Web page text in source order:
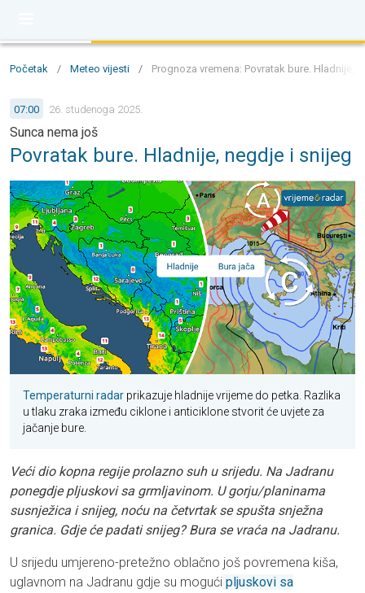
Početak / Meteo vijesti / Prognoza vremena: Povratak bure. Hladnije,
07:00 26. studenoga 2025.
Sunca nema još
Povratak bure. Hladnije, negdje i snijeg
Temperaturni radar prikazuje hladnije vrijeme do petka. Razlika
u tlaku zraka između ciklone i anticiklone stvorit će uvjete za
jačanje bure.
Veći dio kopna regije prolazno suh u srijedu. Na Jadranu
ponegdje pljuskovi sa grmljavinom. U gorju/planinama
susnježica i snijeg, noću na četvrtak se spušta snježna
granica. Gdje će padati snijeg? Bura se vraća na Jadranu.
U srijedu umjereno-pretežno oblačno još povremena kiša,
uglavnom na Jadranu gdje su mogući pljuskovi sa